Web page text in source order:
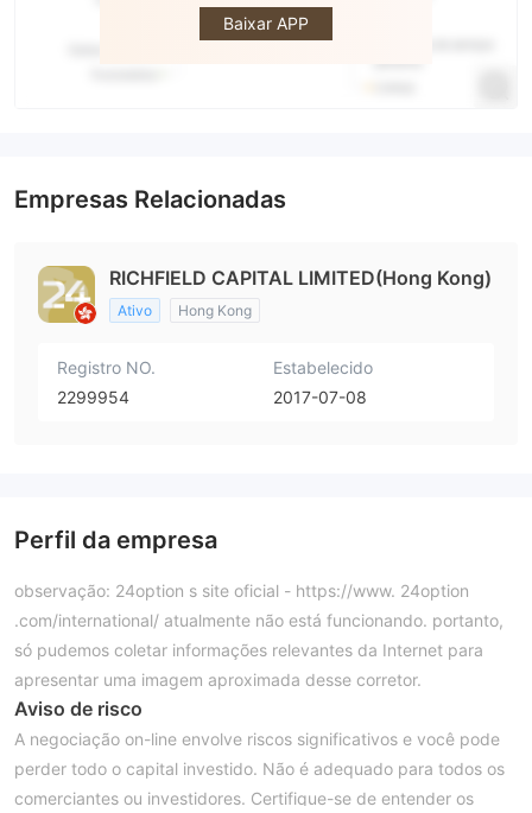
Baixar APP
Empresas Relacionadas
RICHFIELD CAPITAL LIMITED(Hong Kong)
Ativo Hong Kong
Registro NO.
2299954
Estabelecido
2017-07-08
Perfil da empresa
observação: 24option s site oficial - https://www. 24option
.com/international/ atualmente não está funcionando. portanto,
só pudemos coletar informações relevantes da Internet para
apresentar uma imagem aproximada desse corretor.
Aviso de risco
A negociação on-line envolve riscos significativos e você pode
perder todo o capital investido. Não é adequado para todos os
comerciantes ou investidores. Certifique-se de entender os